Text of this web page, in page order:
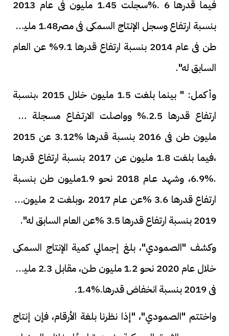
فيما قدرها 6 .%سجلت 1.45 مليون فى عام 2013
بنسبة ارتفاع وسجل الإنتاج السمكى فى مصر1.48 مليون
طن فى عام 2014 بنسبة ارتفاع قدرها 9.1% عن العام
السابق له".
وأكمل: " بينما بلغت 1.5 مليون خلال 2015 ،بنسبة
ارتفاع قدرها 2.5.% وواصلت الارتـفـاع مسجلة 1.7
مليون طن فى 2016 بنسبة قدرها %3.12 عن 2015
،فيما بلغت 1.8 مليون عن 2017 بنسبة ارتفاع قدرها
.%6.9، وشهد عـام 2018 نحو 1.9مليون طن بنسبة
ارتفاع قدرها 3.6 %عن عـام 2017 ،وبلغت 2 مليون فى
2019 بنسبة ارتفاع قدرها 3.5 %عن العام السابق له".
وكشف "الصمودي"، بلغ إجمالي كمية الإنتاج السمكى
خلال عام 2020 نحو 1.2 مليون طـن، مقابل 2.3 مليون
فى 2019 بنسبة انخفاض قدرها.%1.4.
واختتم "الصمودي"، "إذا نظرنا بلغة الأرقام، فإن إنتاج